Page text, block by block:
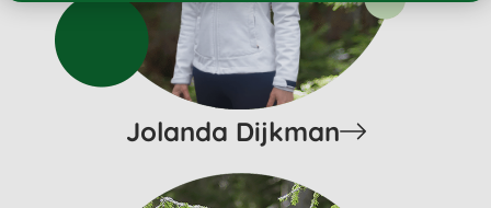
Jolanda Dijkman